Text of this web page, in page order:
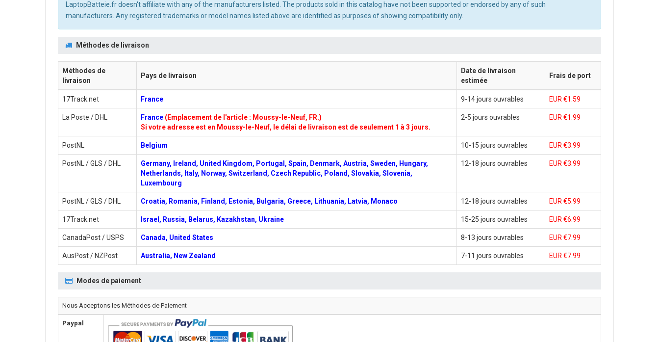
LaptopBatteie.fr doesn't affiliate with any of the manufacturers listed. The products sold in this catalog have not been supported or endorsed by any of such
manufacturers. Any registered trademarks or model names listed above are identified as purposes of showing compatibility only.
Méthodes de livraison
Méthodes de
livraison
Pays de livraison
Date de livraison
estimée
Frais de port
17Track.net France 9-14 jours ouvrables EUR €1.59
La Poste / DHL France (Emplacement de l'article : Moussy-le-Neuf, FR.)
Si votre adresse est en Moussy-le-Neuf, le délai de livraison est de seulement 1 à 3 jours.
2-5 jours ouvrables EUR €1.99
PostNL Belgium 10-15 jours ouvrables EUR €3.99
PostNL / GLS / DHL
Germany, Ireland, United Kingdom, Portugal, Spain, Denmark, Austria, Sweden, Hungary,
Netherlands, Italy, Norway, Switzerland, Czech Republic, Poland, Slovakia, Slovenia,
Luxembourg
12-18 jours ouvrables EUR €3.99
PostNL / GLS / DHL Croatia, Romania, Finland, Estonia, Bulgaria, Greece, Lithuania, Latvia, Monaco 12-18 jours ouvrables EUR €5.99
17Track.net Israel, Russia, Belarus, Kazakhstan, Ukraine 15-25 jours ouvrables EUR €6.99
CanadaPost / USPS Canada, United States 8-13 jours ouvrables EUR €7.99
AusPost / NZPost Australia, New Zealand 7-11 jours ouvrables EUR €7.99
Modes de paiement
Nous Acceptons les Méthodes de Paiement
Paypal